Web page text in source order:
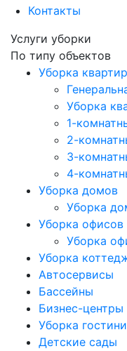
Контакты
Услуги уборки
По типу объектов
Уборка квартир
Уборка
1-
2-
3-
4-
Уборка домов
Уборка
Уборка офисов
Уборка
Уборка
Автосервисы
Бассейны
Бизнес-центры
Уборка
Детские сады